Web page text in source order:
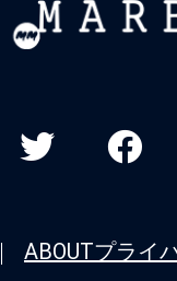
ABOUTプライ